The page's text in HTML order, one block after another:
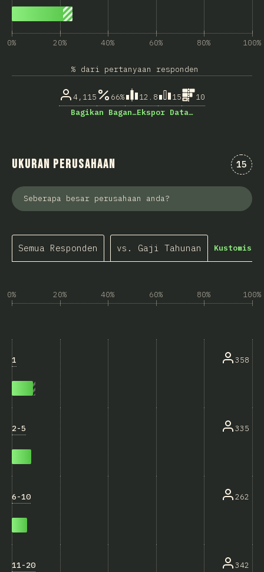
0% 20% 40% 60% 80% 100%
% dari pertanyaan responden
4,115 66% 12.8 15
10
Bagikan Bagan…Ekspor Data…
Ukuran Perusahaan 15
Seberapa besar perusahaan anda?
Semua Responden vs. Gaji Tahunan
0% 20% 40% 60% 80% 100%
1 358
2-5 335
6-10 262
11-20 342